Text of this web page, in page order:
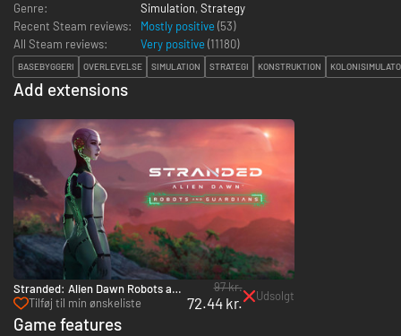
Genre:
Simulation, Strategy
Recent Steam reviews:
Mostly positive (53)
All Steam reviews:
Very positive (11180)
BASEBYGGERI OVERLEVELSE SIMULATION STRATEGI KONSTRUKTION
Add extensions
Stranded: Alien Dawn Robots and
Guardians - PC (Steam)
Tilføj til min ønskeliste
97 kr.
72.44 kr. Udsolgt
Game features